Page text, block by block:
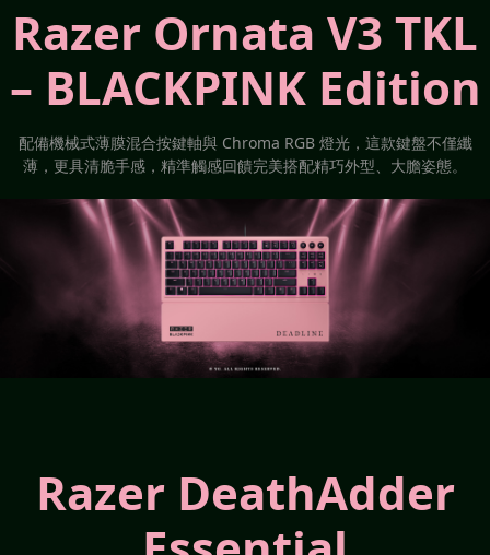
Razer Ornata V3 TKL
– BLACKPINK Edition
配備機械式薄膜混合按鍵軸與 Chroma RGB 燈光，這款鍵盤不僅纖
薄，更具清脆手感，精準觸感回饋完美搭配精巧外型、大膽姿態。
Razer DeathAdder